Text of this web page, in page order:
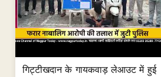
गिट्टीखदान के गायकवाड़ लेआउट में हुई